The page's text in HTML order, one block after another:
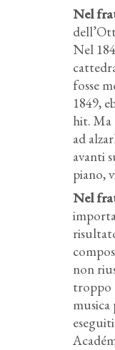
Nel
Nel
fosse
1849,
hit. Ma
ad
avanti
piano,
Nel
non
troppo
musica